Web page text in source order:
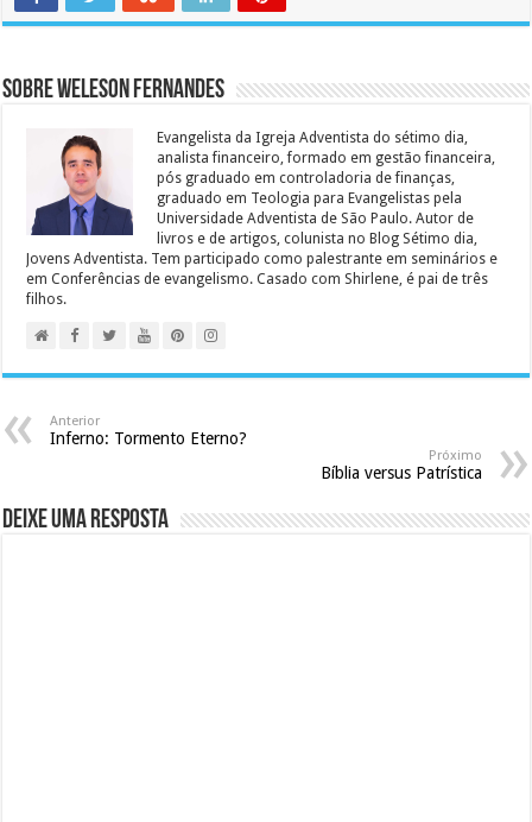
Sobre Weleson Fernandes
Evangelista da Igreja Adventista do sétimo dia,
analista financeiro, formado em gestão financeira,
pós graduado em controladoria de finanças,
graduado em Teologia para Evangelistas pela
Universidade Adventista de São Paulo. Autor de
livros e de artigos, colunista no Blog Sétimo dia,
Jovens Adventista. Tem participado como palestrante em seminários e
em Conferências de evangelismo. Casado com Shirlene, é pai de três
filhos.
Anterior
Inferno: Tormento Eterno?
Próximo
Bíblia versus Patrística
Deixe uma resposta